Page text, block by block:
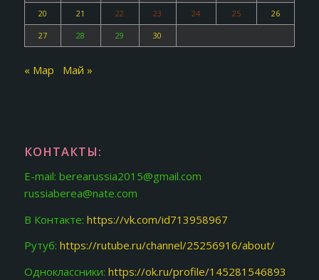
20 21 22 23 24 25 26
27 28 29 30
« Мар Май »
КОНТАКТЫ:
E-mail: berearussia2015@gmail.com
russiaberea@nate.com
В Контакте: https://vk.com/id713958967
Рутуб: https://rutube.ru/channel/25256916/about/
Одноклассники: https://ok.ru/profile/145281546893